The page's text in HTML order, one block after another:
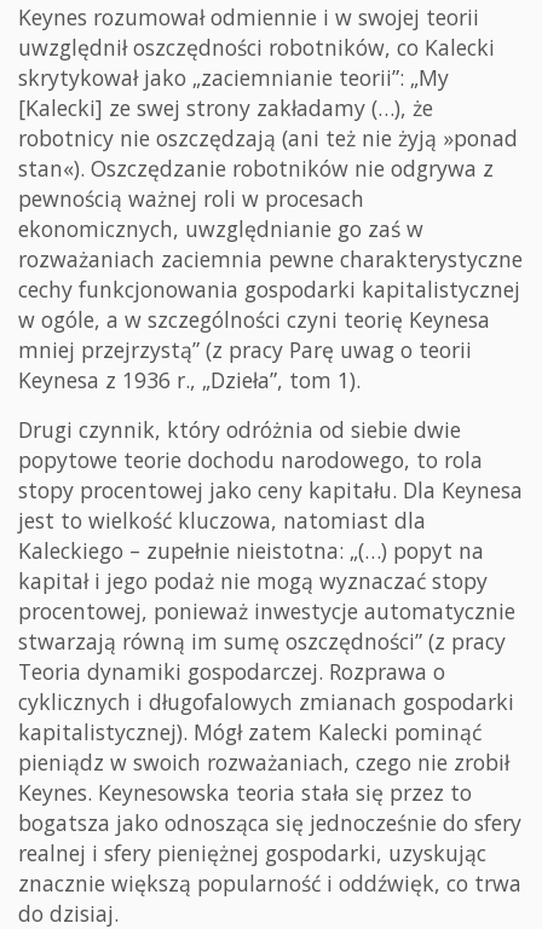
Keynes rozumował odmiennie i w swojej teorii
uwzględnił oszczędności robotników, co Kalecki
skrytykował jako „zaciemnianie teorii”: „My
[Kalecki] ze swej strony zakładamy (…), że
robotnicy nie oszczędzają (ani też nie żyją »ponad
stan«). Oszczędzanie robotników nie odgrywa z
pewnością ważnej roli w procesach
ekonomicznych, uwzględnianie go zaś w
rozważaniach zaciemnia pewne charakterystyczne
cechy funkcjonowania gospodarki kapitalistycznej
w ogóle, a w szczególności czyni teorię Keynesa
mniej przejrzystą” (z pracy Parę uwag o teorii
Keynesa z 1936 r., „Dzieła”, tom 1).
Drugi czynnik, który odróżnia od siebie dwie
popytowe teorie dochodu narodowego, to rola
stopy procentowej jako ceny kapitału. Dla Keynesa
jest to wielkość kluczowa, natomiast dla
Kaleckiego – zupełnie nieistotna: „(…) popyt na
kapitał i jego podaż nie mogą wyznaczać stopy
procentowej, ponieważ inwestycje automatycznie
stwarzają równą im sumę oszczędności” (z pracy
Teoria dynamiki gospodarczej. Rozprawa o
cyklicznych i długofalowych zmianach gospodarki
kapitalistycznej). Mógł zatem Kalecki pominąć
pieniądz w swoich rozważaniach, czego nie zrobił
Keynes. Keynesowska teoria stała się przez to
bogatsza jako odnosząca się jednocześnie do sfery
realnej i sfery pieniężnej gospodarki, uzyskując
znacznie większą popularność i oddźwięk, co trwa
do dzisiaj.